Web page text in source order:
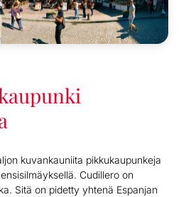
kuvankauniita pikkukaupunkeja
Cudillero on
Sitä on pidetty yhtenä Espanjan